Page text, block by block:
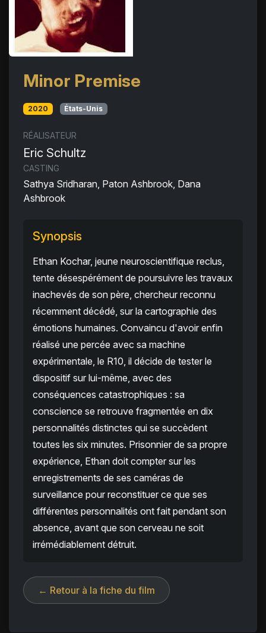
Minor Premise
2020 États-Unis
RÉALISATEUR
Eric Schultz
CASTING
Sathya Sridharan, Paton Ashbrook, Dana
Ashbrook
Synopsis
Ethan Kochar, jeune neuroscientifique reclus,
tente désespérément de poursuivre les travaux
inachevés de son père, chercheur reconnu
récemment décédé, sur la cartographie des
émotions humaines. Convaincu d'avoir enfin
réalisé une percée avec sa machine
expérimentale, le R10, il décide de tester le
dispositif sur lui-même, avec des
conséquences catastrophiques : sa
conscience se retrouve fragmentée en dix
personnalités distinctes qui se succèdent
toutes les six minutes. Prisonnier de sa propre
expérience, Ethan doit compter sur les
enregistrements de ses caméras de
surveillance pour reconstituer ce que ses
différentes personnalités ont fait pendant son
absence, avant que son cerveau ne soit
irrémédiablement détruit.
← Retour à la fiche du film